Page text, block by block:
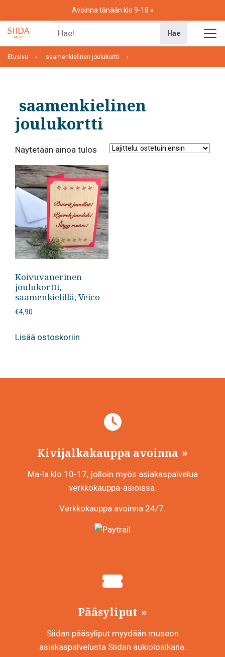
content
Avoinna tänään klo 9-18
Hae
Etusivu saamenkielinen joulukortti
saamenkielinen
joulukortti
Näytetään ainoa tulos
Koivuvanerinen
joulukortti,
saamenkielillä, Veico
€4,90
Lisää ostoskoriin
Kivijalkakauppa avoinna
Ma-la klo 10-17, jolloin myös asiakaspalvelua
verkkokauppa-asioissa.
Verkkokauppa avoinna 24/7.
Pääsyliput
Siidan pääsyliput myydään museon
asiakaspalvelusta Siidan aukioloaikana.